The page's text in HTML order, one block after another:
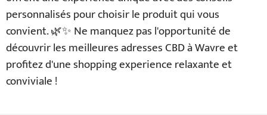
personnalisés pour choisir le produit qui vous
convient. 🌿✨ Ne manquez pas l'opportunité de
découvrir les meilleures adresses CBD à Wavre et
profitez d'une shopping experience relaxante et
conviviale !